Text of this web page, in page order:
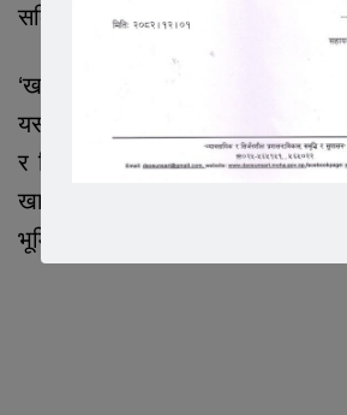
सकिने विज्ञहरूको भनाइ छ ।
‘खाद्य सुरक्षा सबैको जिम्मेवारी’
यस दिवसले खाद्य सुरक्षा, जनस्वास्थ्य,
र दिगो विकासबिचको
खाद्यवस्तुको सुनिश्चितताका लागि
भूमिका निर्वाह गर्न आह्वान गरेको छ ।